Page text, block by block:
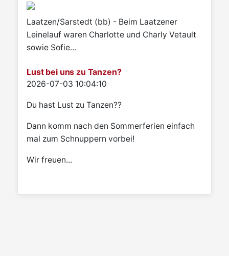
Laatzen/Sarstedt (bb) - Beim Laatzener
Leinelauf waren Charlotte und Charly Vetault
sowie Sofie...
Lust bei uns zu Tanzen?
Details
2026-07-03 10:04:10
Du hast Lust zu Tanzen??
Dann komm nach den Sommerferien einfach
mal zum Schnuppern vorbei!
Wir freuen...